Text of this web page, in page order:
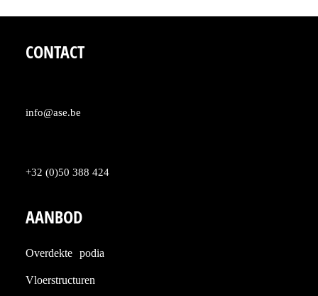
CONTACT
info@ase.be
+32 (0)50 388 424
AANBOD
Overdekte podia
Vloerstructuren